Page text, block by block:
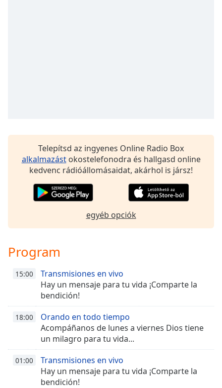
Font
Reset
Telepítsd az ingyenes Online Radio Box
alkalmazástokostelefonodra és hallgasd online
kedvenc rádióállomásaidat, akárhol is jársz!
egyéb opciók
Program
15:00
Transmisiones en vivo
Hay un mensaje para tu vida ¡Comparte la
bendición!
18:00
Orando en todo tiempo
Acompáñanos de lunes a viernes Dios tiene
un milagro para tu vida...
01:00
Transmisiones en vivo
Hay un mensaje para tu vida ¡Comparte la
bendición!